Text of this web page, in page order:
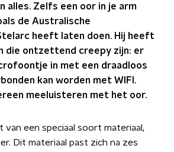
alles. Zelfs een oor in je arm
de Australische
heeft laten doen. Hij heeft
die ontzettend creepy zijn: er
in met een draadloos
kan worden met WIFI.
meeluisteren met het oor.
van een speciaal soort materiaal,
Dit materiaal past zich na zes